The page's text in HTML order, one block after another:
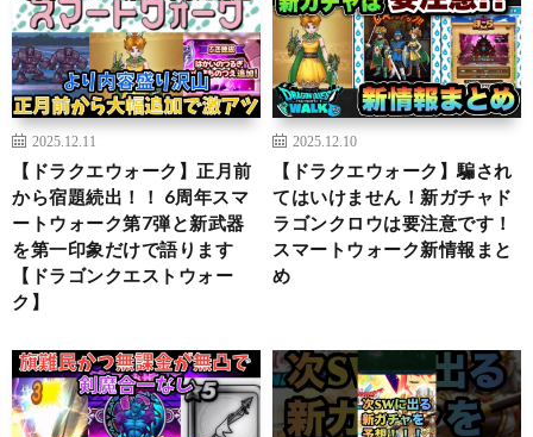
2025.12.11
【ドラクエウォーク】正月前
から宿題続出！！ 6周年スマ
ートウォーク第7弾と新武器
を第一印象だけで語ります
【ドラゴンクエストウォー
ク】
2025.12.10
【ドラクエウォーク】騙され
てはいけません！新ガチャド
ラゴンクロウは要注意です！
スマートウォーク新情報まと
め